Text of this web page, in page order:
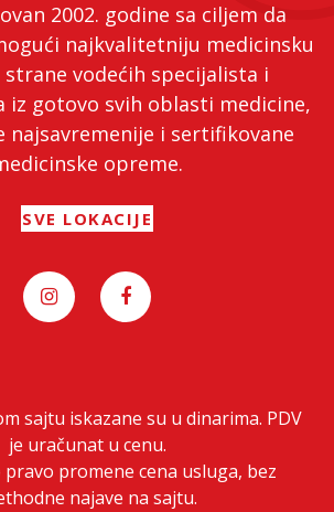
2002. godine sa ciljem da
najkvalitetniju medicinsku
vodećih specijalista i
iz gotovo svih oblasti medicine,
najsavremenije i sertifikovane
opreme.
SVE LOKACIJE
sajtu iskazane su u dinarima. PDV
je uračunat u cenu.
pravo promene cena usluga, bez
najave na sajtu.